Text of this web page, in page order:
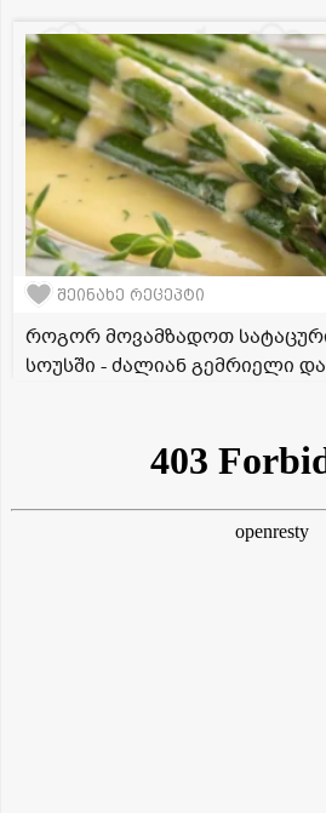
შეინახე რეცეპტი
როგორ მოვამზადოთ
სოუსში - ძალიან გემრიელი